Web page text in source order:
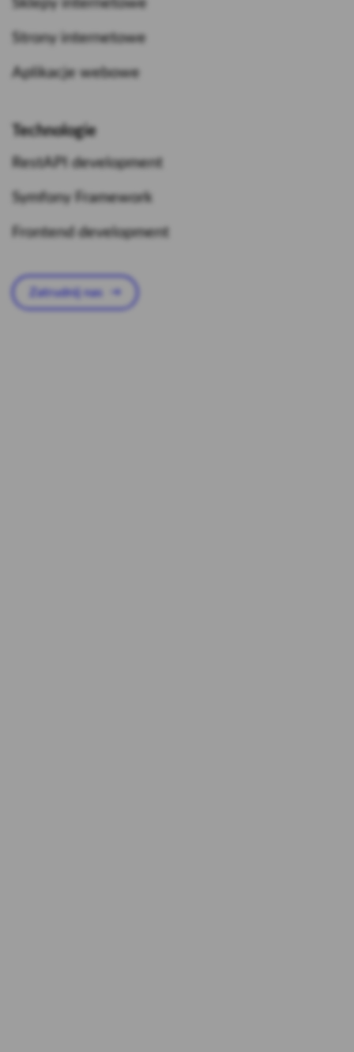
Sklepy internetowe
Strony internetowe
Aplikacje webowe
Technologie
RestAPI development
Symfony Framework
Frontend development
Zatrudnij nas